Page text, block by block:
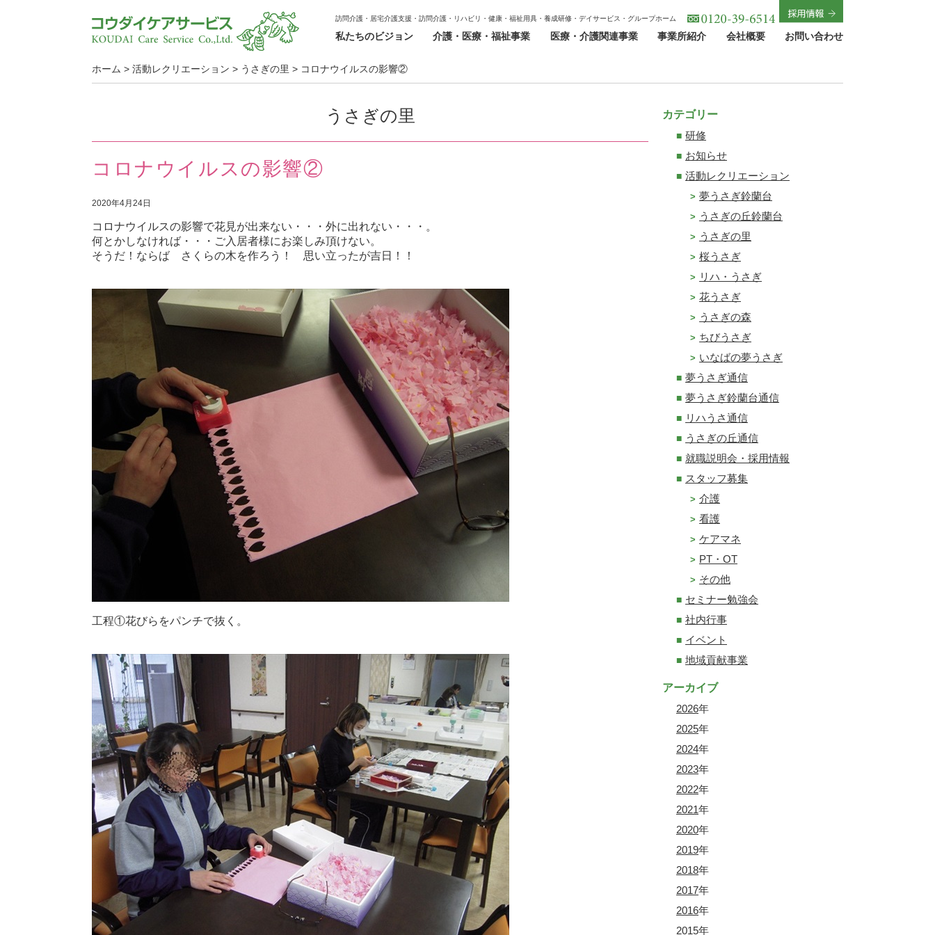
訪問介護・居宅介護支援・訪問介護・リハビリ・健康・福祉用具・養成研修・デイサービス・グループホーム
私たちのビジョン 介護・医療・福祉事業 医療・介護関連事業 事業所紹介 会社概要 お問い合わせ
ホーム > 活動レクリエーション > うさぎの里 > コロナウイルスの影響②
うさぎの里
コロナウイルスの影響②
2020年4月24日
コロナウイルスの影響で花見が出来ない・・・外に出れない・・・。
何とかしなければ・・・ご入居者様にお楽しみ頂けない。
そうだ！ならば さくらの木を作ろう！ 思い立ったが吉日！！
工程①花びらをパンチで抜く。
カテゴリー
研修
お知らせ
活動レクリエーション
夢うさぎ鈴蘭台
うさぎの丘鈴蘭台
うさぎの里
桜うさぎ
リハ・うさぎ
花うさぎ
うさぎの森
ちびうさぎ
いなばの夢うさぎ
夢うさぎ通信
夢うさぎ鈴蘭台通信
リハうさ通信
うさぎの丘通信
就職説明会・採用情報
スタッフ募集
介護
看護
ケアマネ
PT・OT
その他
セミナー勉強会
社内行事
イベント
地域貢献事業
アーカイブ
2026年
2025年
2024年
2023年
2022年
2021年
2020年
2019年
2018年
2017年
2016年
2015年